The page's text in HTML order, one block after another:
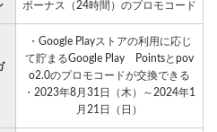
ボーナス（24時間）のプロモコード
・Google Playストアの利用に応じ
て貯まるGoogle Play Pointsとpov
o2.0のプロモコードが交換できる
・2023年8月31日（木）～2024年1
月21日（日）